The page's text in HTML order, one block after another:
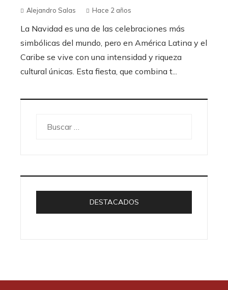
Alejandro Salas Hace 2 años
La Navidad es una de las celebraciones más
simbólicas del mundo, pero en América Latina y el
Caribe se vive con una intensidad y riqueza
cultural únicas. Esta fiesta, que combina t...
DESTACADOS